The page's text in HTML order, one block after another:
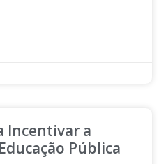
Incentivar a
Pública